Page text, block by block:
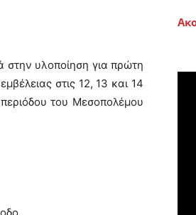
υλοποίηση για πρώτη
στις 12, 13 και 14
του Μεσοπολέμου